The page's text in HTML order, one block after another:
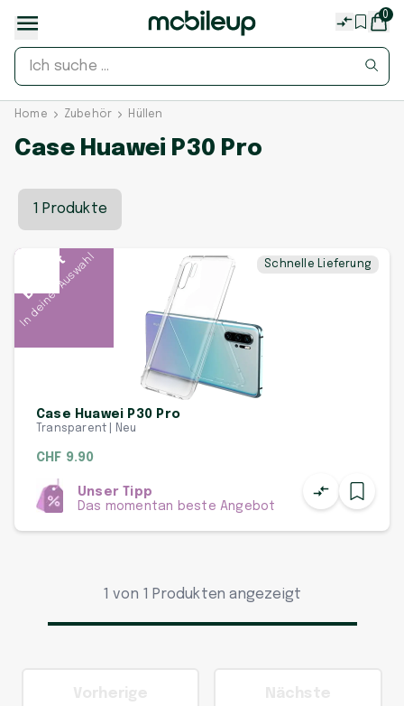
0
Home Zubehör Hüllen
Case Huawei P30 Pro
1 Produkte
Beliebt
In deiner Auswahl Schnelle Lieferung
Case Huawei P30 Pro
Transparent | Neu
CHF 9.90
Unser Tipp
Das momentan beste Angebot
1 von 1 Produkten angezeigt